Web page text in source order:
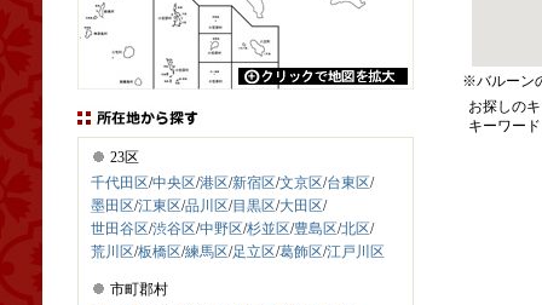
※バルーン
お探しの
キーワー
23区
千代田区/中央区/港区/新宿区/文京区/台東区/
墨田区/江東区/品川区/目黒区/大田区/
世田谷区/渋谷区/中野区/杉並区/豊島区/北区/
荒川区/板橋区/練馬区/足立区/葛飾区/江戸川区
市町郡村